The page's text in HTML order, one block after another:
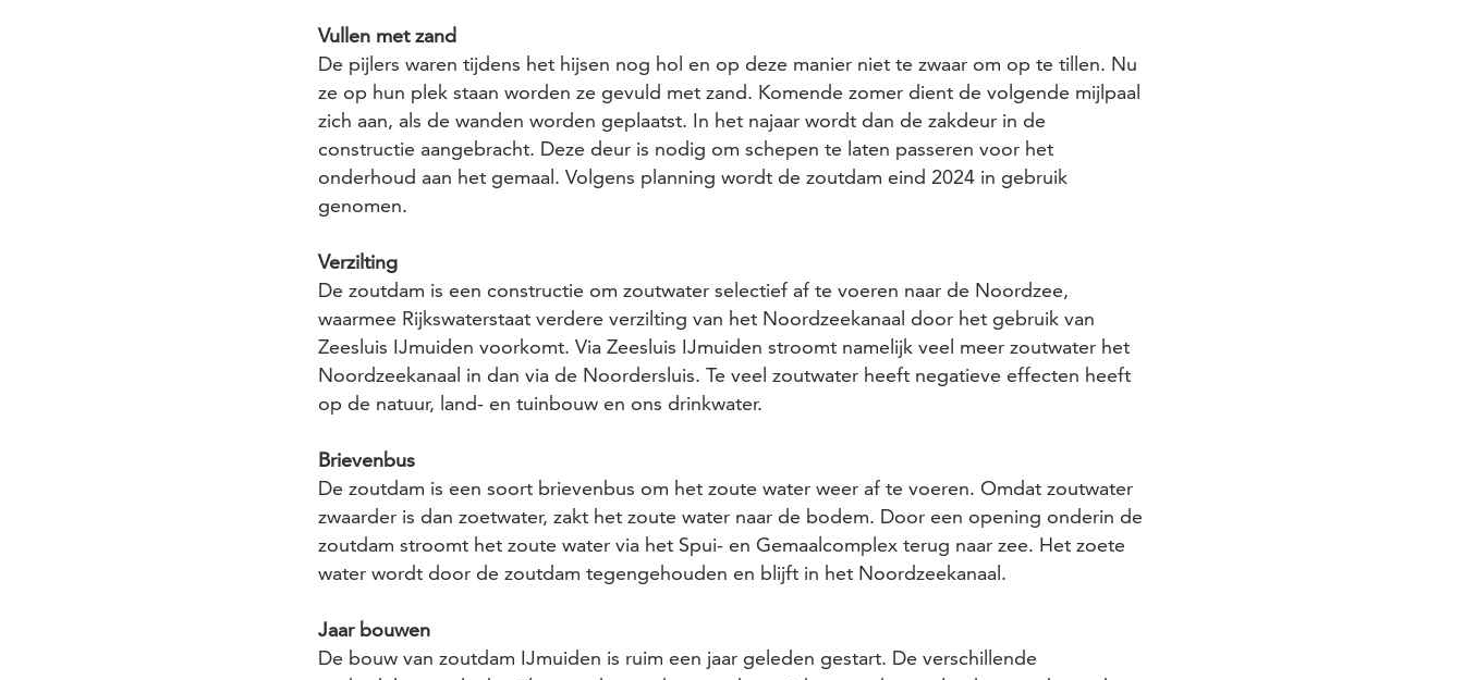
Vullen met zand
De pijlers waren tijdens het hijsen nog hol en op deze manier niet te zwaar om op te tillen. Nu
ze op hun plek staan worden ze gevuld met zand. Komende zomer dient de volgende mijlpaal
zich aan, als de wanden worden geplaatst. In het najaar wordt dan de zakdeur in de
constructie aangebracht. Deze deur is nodig om schepen te laten passeren voor het
onderhoud aan het gemaal. Volgens planning wordt de zoutdam eind 2024 in gebruik
genomen.
Verzilting
De zoutdam is een constructie om zoutwater selectief af te voeren naar de Noordzee,
waarmee Rijkswaterstaat verdere verzilting van het Noordzeekanaal door het gebruik van
Zeesluis IJmuiden voorkomt. Via Zeesluis IJmuiden stroomt namelijk veel meer zoutwater het
Noordzeekanaal in dan via de Noordersluis. Te veel zoutwater heeft negatieve effecten heeft
op de natuur, land- en tuinbouw en ons drinkwater.
Brievenbus
De zoutdam is een soort brievenbus om het zoute water weer af te voeren. Omdat zoutwater
zwaarder is dan zoetwater, zakt het zoute water naar de bodem. Door een opening onderin de
zoutdam stroomt het zoute water via het Spui- en Gemaalcomplex terug naar zee. Het zoete
water wordt door de zoutdam tegengehouden en blijft in het Noordzeekanaal.
Jaar bouwen
De bouw van zoutdam IJmuiden is ruim een jaar geleden gestart. De verschillende